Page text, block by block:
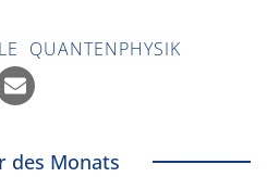
QUANTENPHYSIK
des Monats